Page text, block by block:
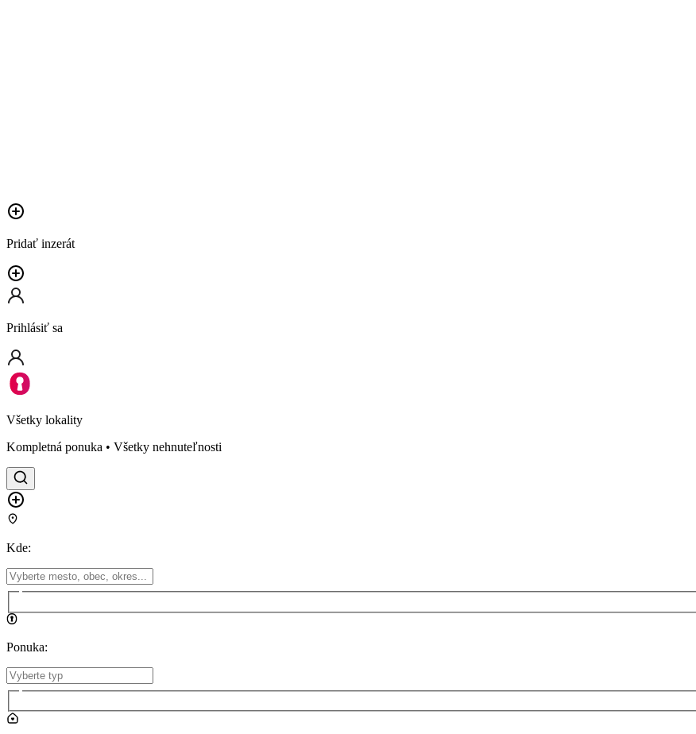
Pridať inzerát
Prihlásiť sa
Všetky lokality
Kompletná ponuka • Všetky nehnuteľnosti
Kde:
Ponuka: